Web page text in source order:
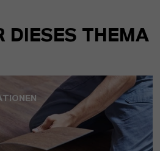
DIESES THEMA